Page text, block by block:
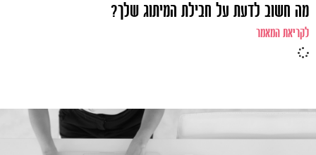
מה חשוב לדעת על חבילת המיתוג שלך?
לקריאת המאמר